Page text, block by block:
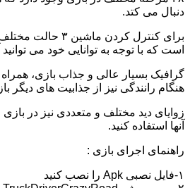
دنبال می کتد.
برای کنترل کردن
است که با توجه به توانایی خود می توانید
گرافیک بسیار عالی و جذاب بازی،
هنگام رانندگی نیز از جذابیت های دیگر
زوایای دید مختلف و متعددی نیز در بازی
آنها استفاده کنید.
راهنمای اجرای بازی :
۱-فایل نصبی Apk را نصب کنید